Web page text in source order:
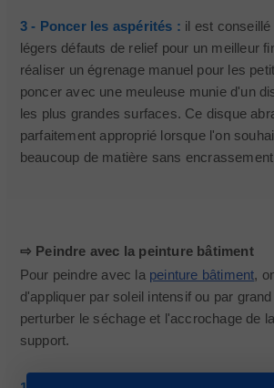
3 - Poncer les aspérités : il est
légers défauts de relief pour un meilleur
réaliser un égrenage manuel pour les
poncer avec une meuleuse munie d'un
les plus grandes surfaces. Ce disque
parfaitement approprié lorsque l'on
beaucoup de matière sans
⇨ Peindre avec la peinture bâtiment
Pour peindre avec la peinture bâtiment,
d'appliquer par soleil intensif ou par
perturber le séchage et l'accrochage de
support.